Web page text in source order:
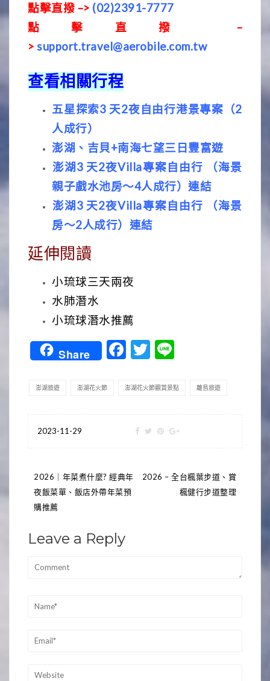
點擊直撥 –> (02)2391-7777
點擊直撥 –
> support.travel@aerobile.com.tw
查看相關行程
五星探索3 天2夜自由行港景專案（2
人成行）
澎湖、吉貝+南海七望三日豐富遊
澎湖3 天2夜Villa專案自由行 （海景
親子戲水池房〜4人成行）連結
澎湖3 天2夜Villa專案自由行 （海景
房〜2人成行）連結
延伸閱讀
小琉球三天兩夜
水肺潛水
小琉球潛水推薦
Share Facebook
Twitter
Line
澎湖旅遊 澎湖花火節 澎湖花火節觀賞景點 離島旅遊
2023-11-29
文
章
覽
2026｜年菜煮什麼? 經典年
夜飯菜單、飯店外帶年菜預
購推薦
2026 – 全台楓葉步道、賞
楓健行步道整理
Leave a Reply